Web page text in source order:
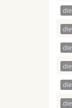
die
die
die
die
die
die